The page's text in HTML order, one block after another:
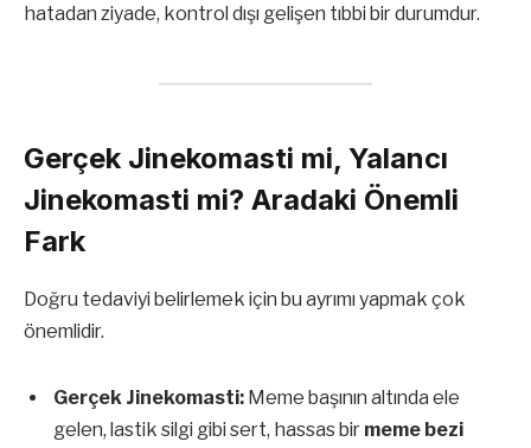
hatadan ziyade, kontrol dışı gelişen tıbbi bir durumdur.
Gerçek Jinekomasti mi, Yalancı
Jinekomasti mi? Aradaki Önemli
Fark
Doğru tedaviyi belirlemek için bu ayrımı yapmak çok
önemlidir.
Gerçek Jinekomasti: Meme başının altında ele
gelen, lastik silgi gibi sert, hassas bir meme bezi